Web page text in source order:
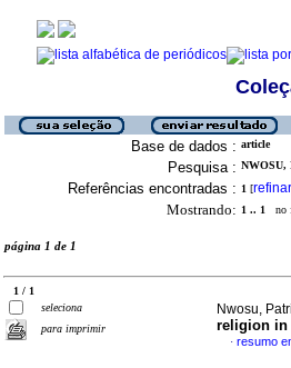
Base de dados : article
Pesquisa : NWOSU,
Referências encontradas : 1 [refinar
Mostrando: 1 .. 1 no
página 1 de 1
1 / 1
seleciona
para imprimir
Nwosu,
religion in
· resumo